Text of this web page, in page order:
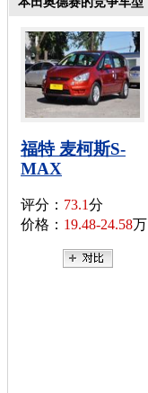
福特 麦柯斯S-
MAX
评分： 73.1分
价格： 19.48-24.58万